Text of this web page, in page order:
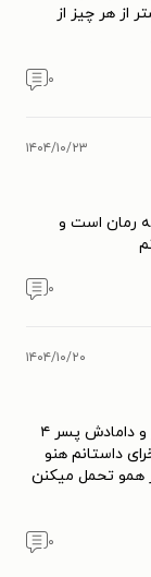
از هر چیز از
۰
۱۴۰۴/۱۰/۲۳
رمان است و
۰
۱۴۰۴/۱۰/۲۰
پدر بزرگ با بی میلی قبول میکنه تا در نبود دختر و دامادش پسر ۴
داستانم هنو
همو تحمل میکنن
۰